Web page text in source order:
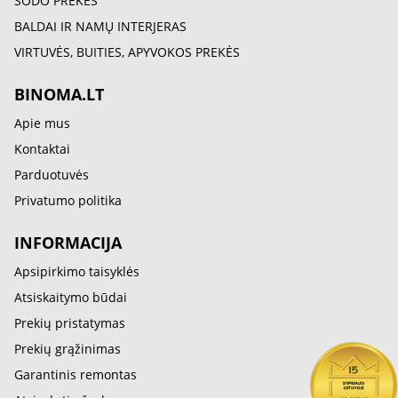
BALDAI IR NAMŲ INTERJERAS
VIRTUVĖS, BUITIES, APYVOKOS PREKĖS
BINOMA.LT
Apie mus
Kontaktai
Parduotuvės
Privatumo politika
INFORMACIJA
Apsipirkimo taisyklės
Atsiskaitymo būdai
Prekių pristatymas
Prekių grąžinimas
Garantinis remontas